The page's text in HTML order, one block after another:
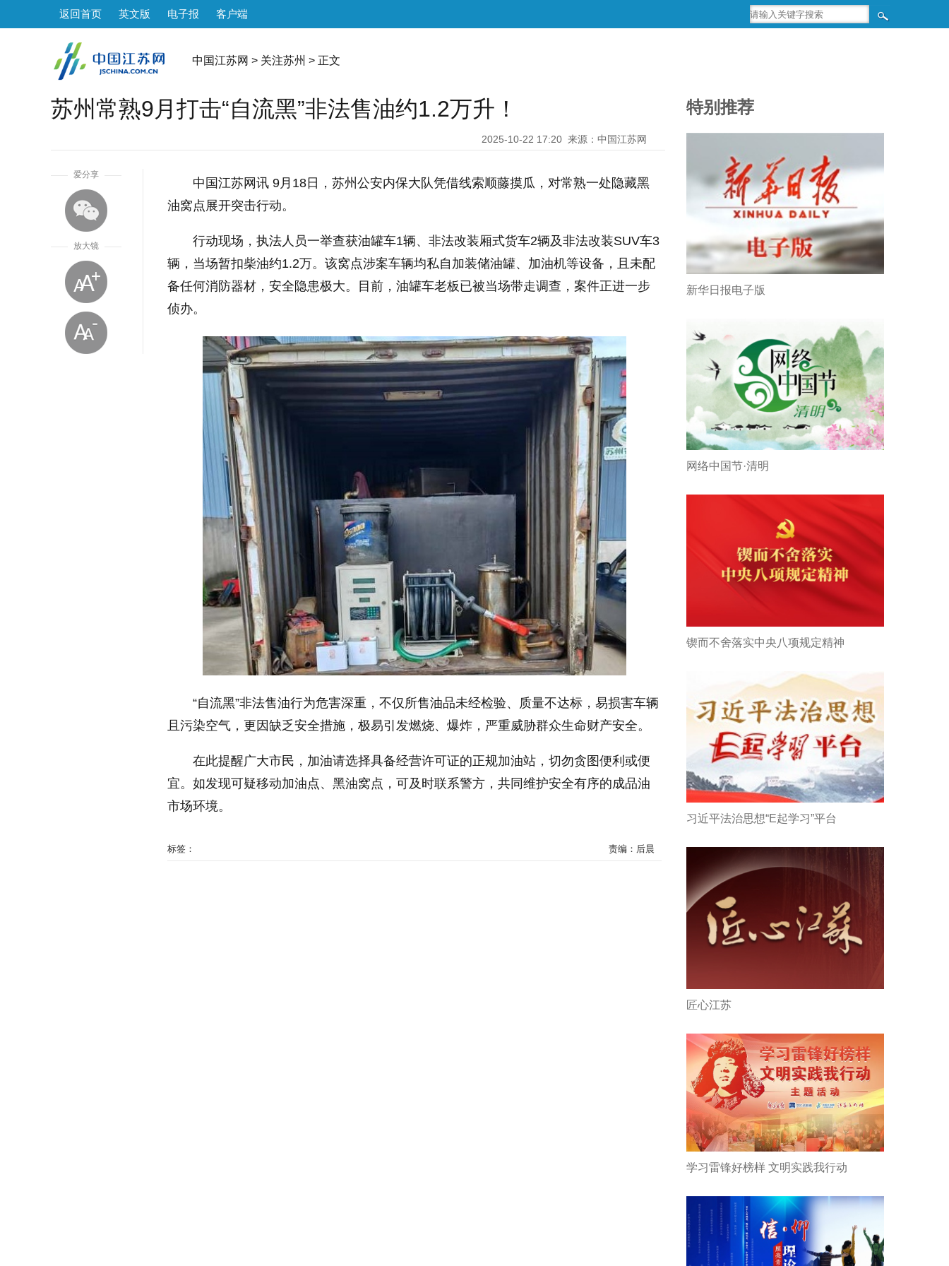
返回首页 英文版 电子报 客户端
中国江苏网 > 关注苏州 > 正文
苏州常熟9月打击“自流黑”非法售油约1.2万升！
2025-10-22 17:20 来源：中国江苏网
爱分享
放大镜
中国江苏网讯 9月18日，苏州公安内保大队凭借线索顺藤摸瓜，对常熟一处隐藏黑
油窝点展开突击行动。
行动现场，执法人员一举查获油罐车1辆、非法改装厢式货车2辆及非法改装SUV车3
辆，当场暂扣柴油约1.2万。该窝点涉案车辆均私自加装储油罐、加油机等设备，且未配
备任何消防器材，安全隐患极大。目前，油罐车老板已被当场带走调查，案件正进一步
侦办。
“自流黑”非法售油行为危害深重，不仅所售油品未经检验、质量不达标，易损害车辆
且污染空气，更因缺乏安全措施，极易引发燃烧、爆炸，严重威胁群众生命财产安全。
在此提醒广大市民，加油请选择具备经营许可证的正规加油站，切勿贪图便利或便
宜。如发现可疑移动加油点、黑油窝点，可及时联系警方，共同维护安全有序的成品油
市场环境。
标签： 责编：后晨
特别推荐
新华日报电子版
网络中国节·清明
锲而不舍落实中央八项规定精神
习近平法治思想“E起学习”平台
匠心江苏
学习雷锋好榜样 文明实践我行动